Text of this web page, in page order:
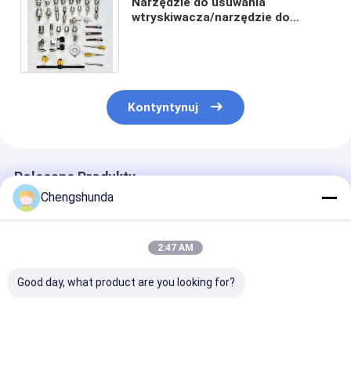
wtryskiwacza/narzędzie do
Kontyntynuj
Polecane Produkty
Chengshunda
2:47 AM
Good day, what product are you looking for?